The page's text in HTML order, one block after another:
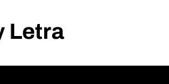
Letra